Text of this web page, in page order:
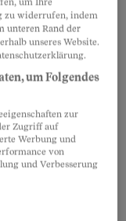
und
zu widerrufen, indem
unteren Rand der
unseres Website.
um Folgendes
zur
Zugriff auf
Werbung und
von
und Verbesserung